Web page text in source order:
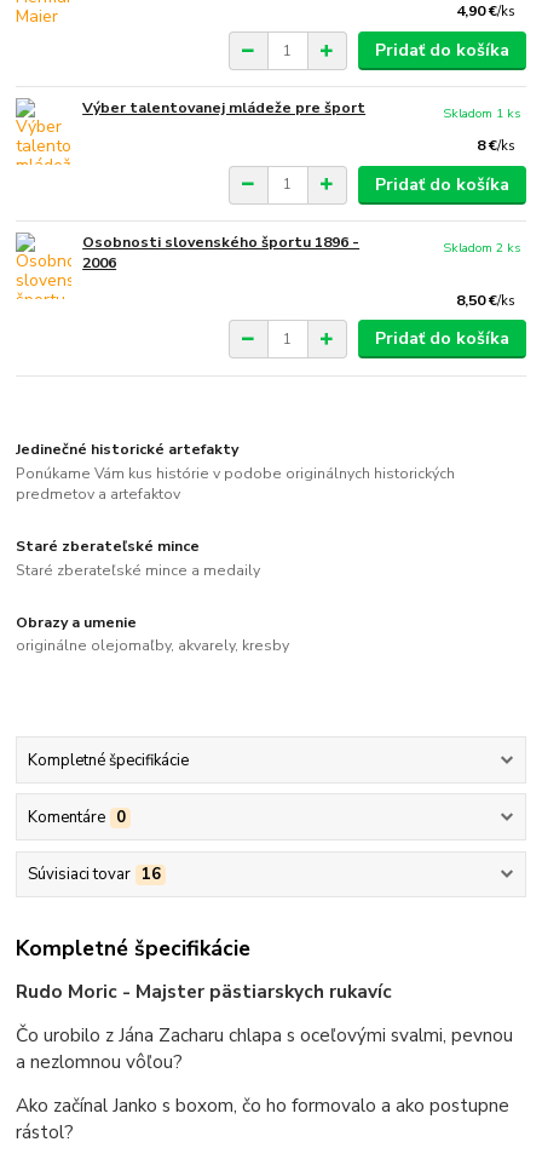
4,90 €/ks
Pridať do košíka
Výber talentovanej mládeže pre šport
8 €/ks
Skladom 1 ks
Pridať do košíka
Osobnosti slovenského športu 1896 -
2006
8,50 €/ks
Skladom 2 ks
Pridať do košíka
Jedinečné historické artefakty
Ponúkame Vám kus histórie v podobe originálnych historických
predmetov a artefaktov
Staré zberateľské mince
Staré zberateľské mince a medaily
Obrazy a umenie
originálne olejomaľby, akvarely, kresby
Kompletné špecifikácie
Komentáre 0
Súvisiaci tovar 16
Kompletné špecifikácie
Rudo Moric - Majster pästiarskych rukavíc
Čo urobilo z Jána Zacharu chlapa s oceľovými svalmi, pevnou
a nezlomnou vôľou?
Ako začínal Janko s boxom, čo ho formovalo a ako postupne
rástol?